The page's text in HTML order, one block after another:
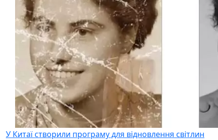
У Китаї створили програму для відновлення світлин